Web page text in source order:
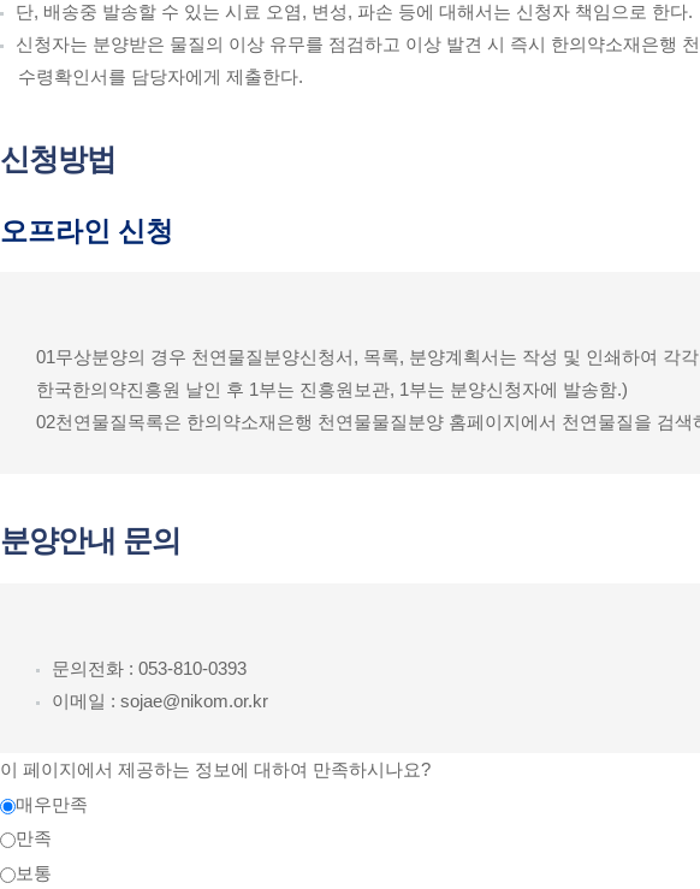
단, 배송중 발송할 수 있는 시료 오염, 변성, 파손 등에 대해서는 신청자 책임으로 한다.
신청자는 분양받은 물질의 이상 유무를 점검하고 이상 발견 시 즉시 한의약소재은행
수령확인서를 담당자에게 제출한다.
신청방법
오프라인 신청
01무상분양의 경우 천연물질분양신청서, 목록, 분양계획서는 작성 및 인쇄하여 각
한국한의약진흥원 날인 후 1부는 진흥원보관, 1부는 분양신청자에 발송함.)
02천연물질목록은 한의약소재은행 천연물물질분양 홈페이지에서 천연물질을 검
분양안내 문의
문의전화 : 053-810-0393
이메일 : sojae@nikom.or.kr
이 페이지에서 제공하는 정보에 대하여 만족하시나요?
매우만족
만족
보통